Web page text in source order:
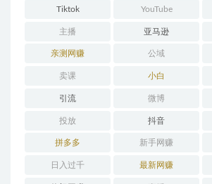
Tiktok YouTube
主播 亚马逊
亲测网赚 公域
卖课 小白
引流 微博
投放 抖音
拼多多 新手网赚
日入过千 最新网赚